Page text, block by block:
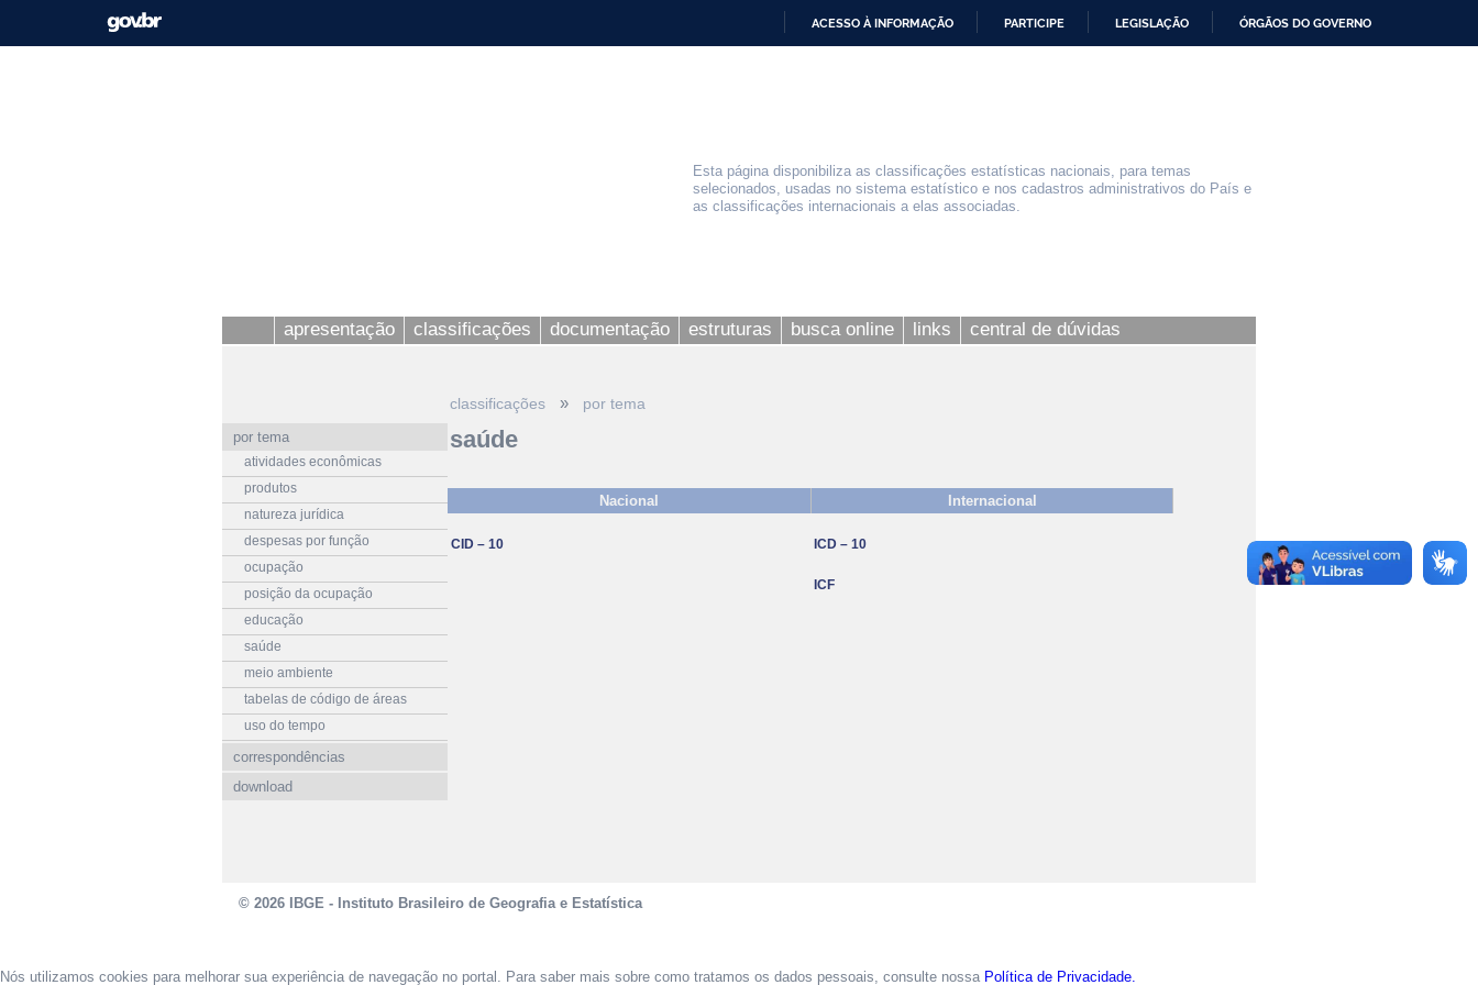
ACESSO À INFORMAÇÃO PARTICIPE LEGISLAÇÃO ÓRGÃOS DO GOVERNO
Esta página disponibiliza as classificações estatísticas nacionais, para temas
selecionados, usadas no sistema estatístico e nos cadastros administrativos do País e
as classificações internacionais a elas associadas.
apresentação classificações documentação estruturas busca online links central de dúvidas
por tema
atividades econômicas
produtos
natureza jurídica
despesas por função
ocupação
posição da ocupação
educação
saúde
meio ambiente
tabelas de código de áreas
uso do tempo
correspondências
download
classificações » por tema
saúde
Nacional Internacional
CID – 10 ICD – 10
ICF
© 2026 IBGE - Instituto Brasileiro de Geografia e Estatística
Nós utilizamos cookies para melhorar sua experiência de navegação no portal. Para saber mais sobre como tratamos os dados pessoais, consulte nossa Política de Privacidade.